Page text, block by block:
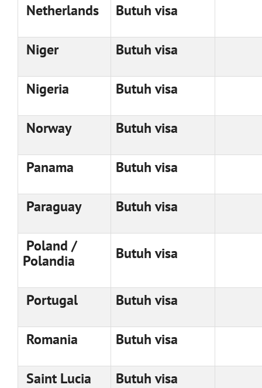
Netherlands Butuh visa
Niger Butuh visa
Nigeria Butuh visa
Norway Butuh visa
Panama Butuh visa
Paraguay Butuh visa
Poland /
Polandia
Butuh visa
Portugal Butuh visa
Romania Butuh visa
Saint Lucia Butuh visa